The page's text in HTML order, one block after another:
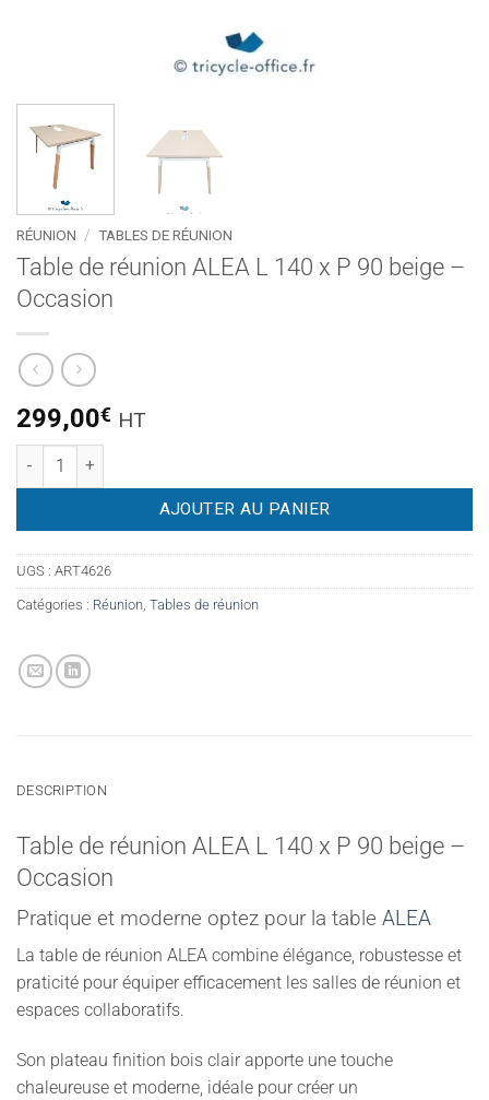
RÉUNION / TABLES DE RÉUNION
Table de réunion ALEA L 140 x P 90 beige –
Occasion
299,00€ HT
quantité de Table de réunion ALEA L 140 x P 90 beige –
AJOUTER AU PANIER
UGS : ART4626
Catégories : Réunion Tables de réunion
DESCRIPTION
Table de réunion ALEA L 140 x P 90 beige –
Occasion
Pratique et moderne optez pour la table ALEA
La table de réunion ALEA combine élégance, robustesse et
praticité pour équiper efficacement les salles de réunion et
espaces collaboratifs.
Son plateau finition bois clair apporte une touche
chaleureuse et moderne, idéale pour créer un